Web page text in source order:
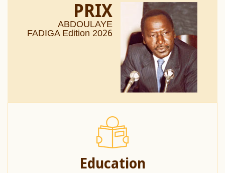
PRIX
ABDOULAYE
FADIGA Edition 2026
Education